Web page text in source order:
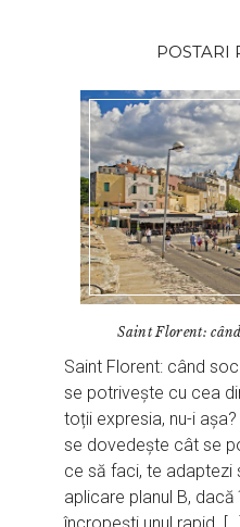
POSTARI
Saint Florent: când
Saint Florent: când
se potrivește cu cea
toții expresia, nu-i
se dovedește cât se
ce să faci, te adaptezi
aplicare planul B,